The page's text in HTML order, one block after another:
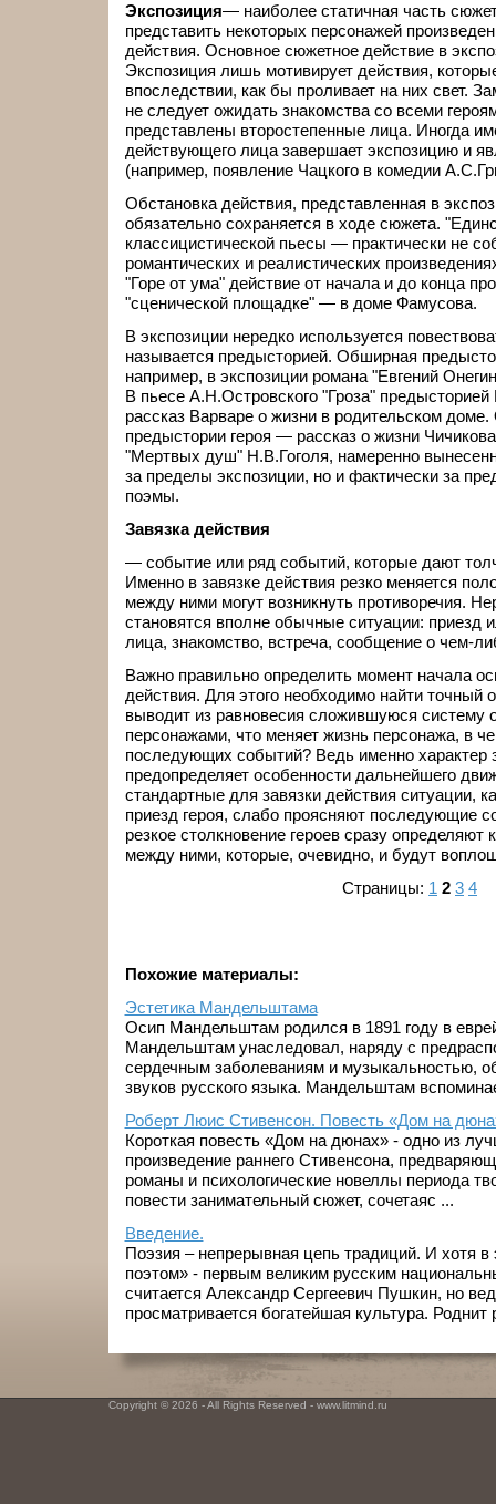
Экспозиция— наиболее статичная часть
представить некоторых персонажей
действия. Основное сюжетное действие в
Экспозиция лишь мотивирует действия,
впоследствии, как бы проливает на них свет.
не следует ожидать знакомства со всеми
представлены второстепенные лица. Иногда
действующего лица завершает экспозицию и
(например, появление Чацкого в комедии
Обстановка действия, представленная в
обязательно сохраняется в ходе сюжета.
классицистической пьесы — практически не
романтических и реалистических
"Горе от ума" действие от начала и до конца
"сценической площадке" — в доме Фамусова.
В экспозиции нередко используется
называется предысторией. Обширная
например, в экспозиции романа "Евгений
В пьесе А.Н.Островского "Гроза" предысторией
рассказ Варваре о жизни в родительском
предыстории героя — рассказ о жизни
"Мертвых душ" Н.В.Гоголя, намеренно
за пределы экспозиции, но и фактически за
поэмы.
Завязка действия
— событие или ряд событий, которые дают
Именно в завязке действия резко меняется
между ними могут возникнуть противоречия.
становятся вполне обычные ситуации: приезд
лица, знакомство, встреча, сообщение о чем-
Важно правильно определить момент начала
действия. Для этого необходимо найти точный
выводит из равновесия сложившуюся систему
персонажами, что меняет жизнь персонажа, в
последующих событий? Ведь именно характер
предопределяет особенности дальнейшего
стандартные для завязки действия ситуации,
приезд героя, слабо проясняют последующие
резкое столкновение героев сразу
между ними, которые, очевидно, и будут
Страницы: 1 2 3 4
Похожие материалы:
Эстетика Мандельштама
Осип Мандельштам родился в 1891 году в
Мандельштам унаследовал, наряду с
сердечным заболеваниям и музыкальностью,
звуков русского языка. Мандельштам
Роберт Люис Стивенсон. Повесть «Дом на
Короткая повесть «Дом на дюнах» - одно из
произведение раннего Стивенсона,
романы и психологические новеллы периода
повести занимательный сюжет, сочетаяс ...
Введение.
Поэзия – непрерывная цепь традиций. И хотя
поэтом» - первым великим русским
считается Александр Сергеевич Пушкин, но
просматривается богатейшая культура. Роднит
Copyright © 2026 - All Rights Reserved - www.litmind.ru